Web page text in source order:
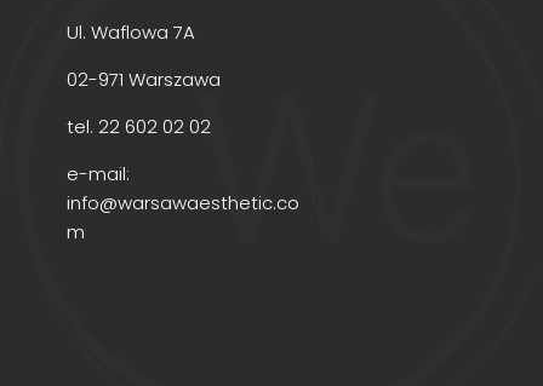
Ul. Waflowa 7A
02-971 Warszawa
tel. 22 602 02 02
e-mail:
info@warsawaesthetic.co
m